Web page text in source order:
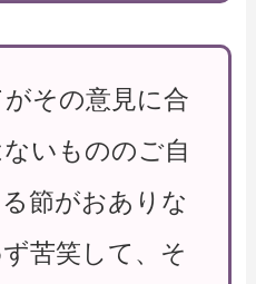
その意見に合
いもののご自
節がおありな
苦笑して、そ